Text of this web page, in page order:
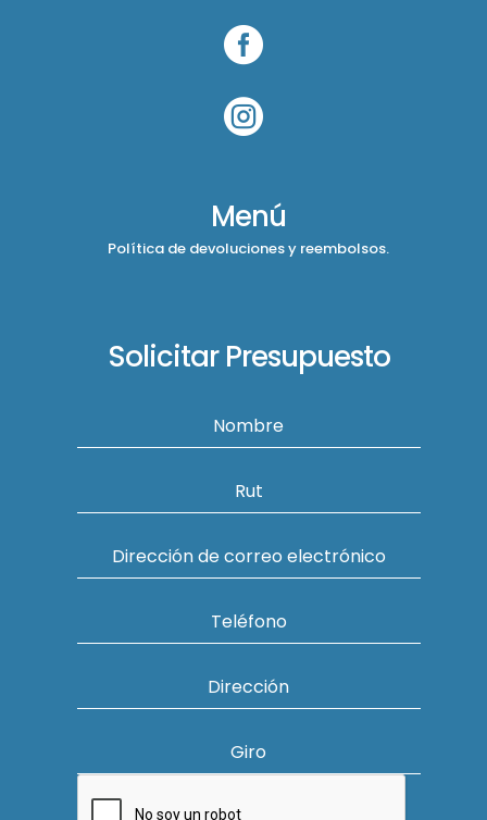


Menú
Política de devoluciones y reembolsos.
Solicitar Presupuesto
Nombre
Rut
Dirección de correo electrónico
Teléfono
Dirección
Giro